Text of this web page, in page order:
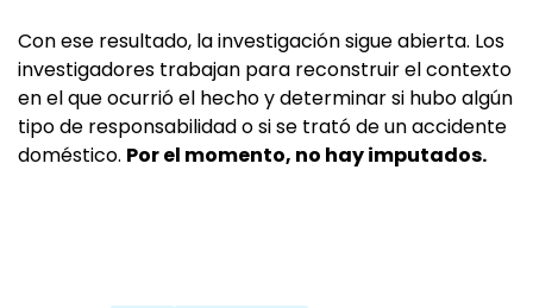
Con ese resultado, la investigación sigue abierta. Los
investigadores trabajan para reconstruir el contexto
en el que ocurrió el hecho y determinar si hubo algún
tipo de responsabilidad o si se trató de un accidente
doméstico. Por el momento, no hay imputados.